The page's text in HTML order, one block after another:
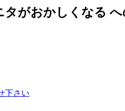
タがおかしくなる
下さい